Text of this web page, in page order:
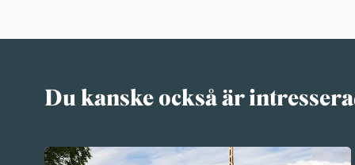
Du kanske också är